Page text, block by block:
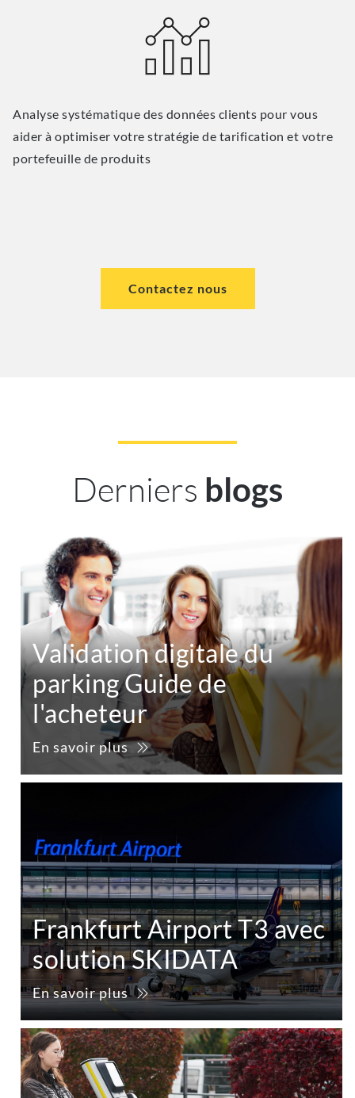
Analyse systématique des données clients pour vous
aider à optimiser votre stratégie de tarification et votre
portefeuille de produits
Contactez nous
Derniers blogs
Validation digitale du
parking Guide de
l'acheteur
En savoir plus
Frankfurt Airport T3 avec
solution SKIDATA
En savoir plus